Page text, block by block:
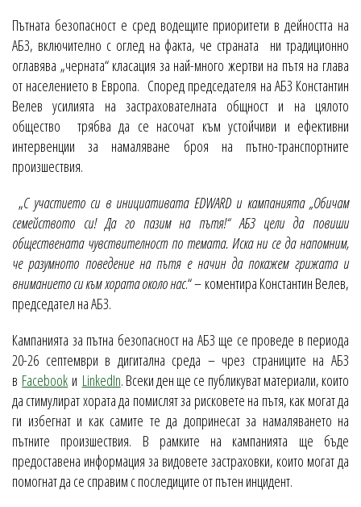
Пътната безопасност е сред водещите приоритети в дейността на
АБЗ, включително с оглед на факта, че страната ни традиционно
оглавява „черната“ класация за най-много жертви на пътя на глава
от населението в Европа. Според председателя на АБЗ Константин
Велев усилията на застрахователната общност и на цялото
общество трябва да се насочат към устойчиви и ефективни
интервенции за намаляване броя на пътно-транспортните
произшествия.
„С участието си в инициативата EDWARD и кампанията „Обичам
семейството си! Да го пазим на пътя!“ АБЗ цели да повиши
обществената чувствителност по темата. Иска ни се да напомним,
че разумното поведение на пътя e начин да покажем грижата и
вниманието си към хората около нас.“ – коментира Константин Велев,
председател на АБЗ.
Кампанията за пътна безопасност на АБЗ ще се проведе в периода
20-26 септември в дигитална среда – чрез страниците на АБЗ
в Facebook и LinkedIn. Всеки ден ще се публикуват материали, които
да стимулират хората да помислят за рисковете на пътя, как могат да
ги избегнат и как самите те да допринесат за намаляването на
пътните произшествия. В рамките на кампанията ще бъде
предоставена информация за видовете застраховки, които могат да
помогнат да се справим с последиците от пътен инцидент.